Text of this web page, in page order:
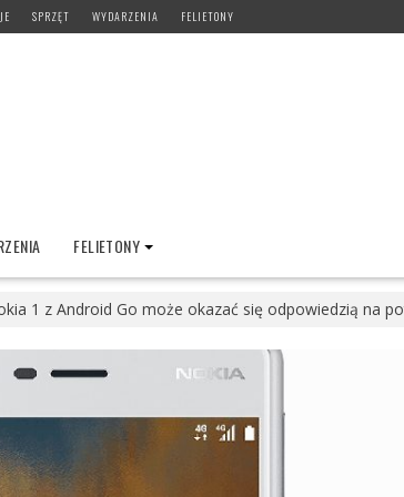
SPRZĘT WYDARZENIA FELIETONY
FELIETONY
1 z Android Go może okazać się odpowiedzią na